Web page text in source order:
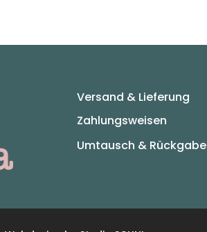
Versand & Lieferung
Zahlungsweisen
Umtausch & Rückgabe